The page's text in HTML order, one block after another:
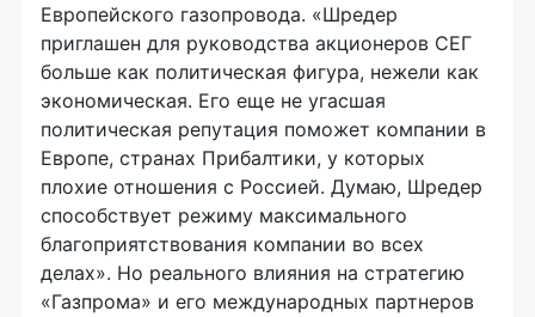
Европейского газопровода. «Шредер
приглашен для руководства акционеров СЕГ
больше как политическая фигура, нежели как
экономическая. Его еще не угасшая
политическая репутация поможет компании в
Европе, странах Прибалтики, у которых
плохие отношения с Россией. Думаю, Шредер
способствует режиму максимального
благоприятствования компании во всех
делах». Но реального влияния на стратегию
«Газпрома» и его международных партнеров